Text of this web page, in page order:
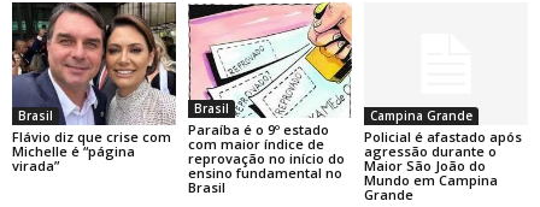
Brasil
Flávio diz que crise com
Michelle é “página
virada”
Brasil
Paraíba é o 9º estado
com maior índice de
reprovação no início do
ensino fundamental no
Brasil
Campina Grande
Policial é afastado após
agressão durante o
Maior São João do
Mundo em Campina
Grande